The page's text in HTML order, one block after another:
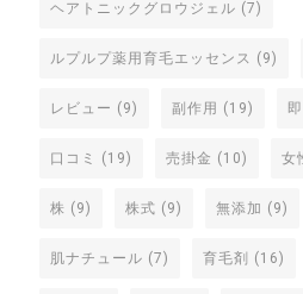
ヘアトニックグロウジェル (7)
ルプルプ薬用育毛エッセンス (9)
レビュー (9) 副作用 (19)
口コミ (19) 売掛金 (10) 女
株 (9) 株式 (9) 無添加 (9)
肌ナチュール (7) 育毛剤 (16)